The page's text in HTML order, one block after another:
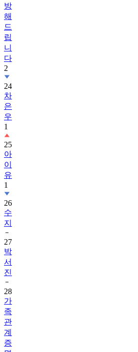
방
해
드
립
니
다
2
24
차
은
우
1
25
아
이
유
1
26
수
지
27
박
서
진
28
가
족
관
계
증